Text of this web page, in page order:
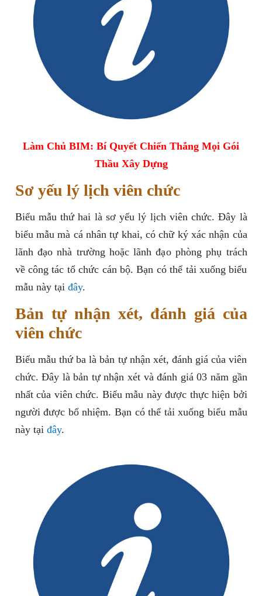
Làm Chủ BIM: Bí Quyết Chiến Thắng Mọi Gói
Thầu Xây Dựng
Sơ yếu lý lịch viên chức
Biểu mẫu thứ hai là sơ yếu lý lịch viên chức. Đây là
biểu mẫu mà cá nhân tự khai, có chữ ký xác nhận của
lãnh đạo nhà trường hoặc lãnh đạo phòng phụ trách
về công tác tổ chức cán bộ. Bạn có thể tải xuống biểu
mẫu này tại đây.
Bản tự nhận xét, đánh giá của
viên chức
Biểu mẫu thứ ba là bản tự nhận xét, đánh giá của viên
chức. Đây là bản tự nhận xét và đánh giá 03 năm gần
nhất của viên chức. Biểu mẫu này được thực hiện bởi
người được bổ nhiệm. Bạn có thể tải xuống biểu mẫu
này tại đây.